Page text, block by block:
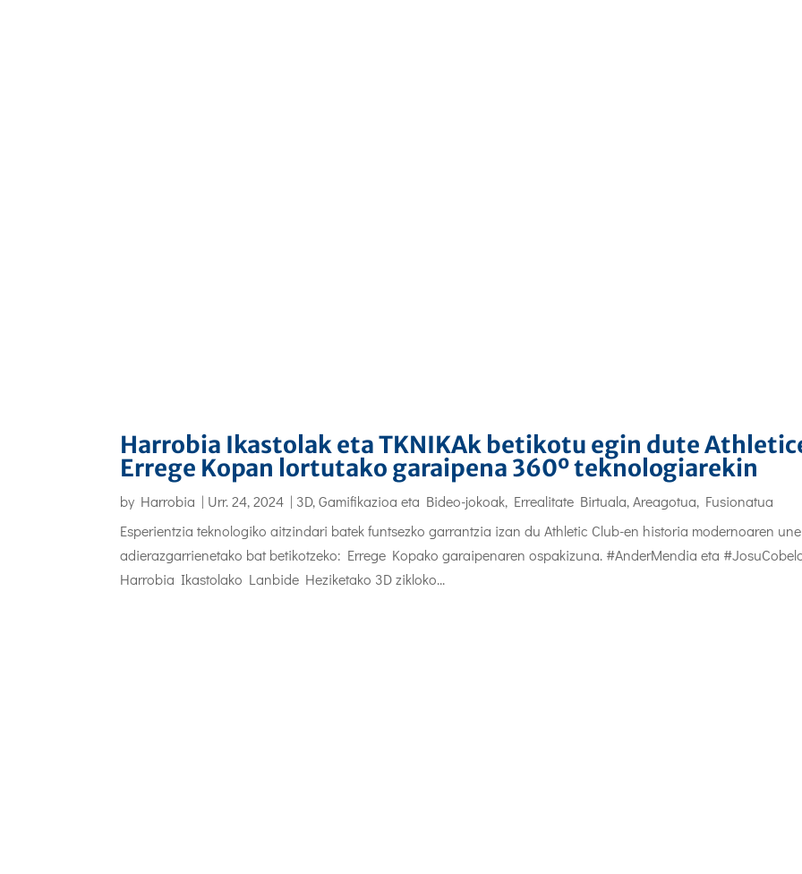
Harrobia Ikastolak eta TKNIKAk betikotu egin dute
Errege Kopan lortutako garaipena 360º teknologiarekin
by Harrobia | Urr. 24, 2024 | 3D, Gamifikazioa eta Bideo-jokoak, Errealitate Birtuala, Areagotua, Fusionatua
Esperientzia teknologiko aitzindari batek funtsezko garrantzia izan du Athletic Club-en historia modernoaren une
adierazgarrienetako bat betikotzeko: Errege Kopako garaipenaren ospakizuna. #AnderMendia eta
Harrobia Ikastolako Lanbide Heziketako 3D zikloko...